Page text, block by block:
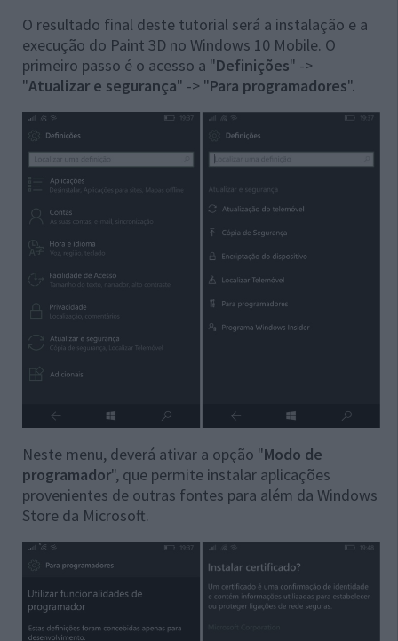
O resultado final deste tutorial será a instalação e a
execução do Paint 3D no Windows 10 Mobile. O
primeiro passo é o acesso a "Definições" ->
"Atualizar e segurança" -> "Para programadores".
Neste menu, deverá ativar a opção "Modo de
programador", que permite instalar aplicações
provenientes de outras fontes para além da Windows
Store da Microsoft.